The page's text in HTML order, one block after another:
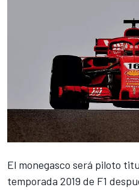
El monegasco será piloto
temporada 2019 de F1